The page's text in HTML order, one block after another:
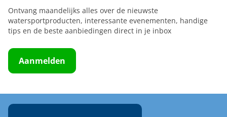
Ontvang maandelijks alles over de nieuwste
watersportproducten, interessante evenementen, handige
tips en de beste aanbiedingen direct in je inbox
Aanmelden